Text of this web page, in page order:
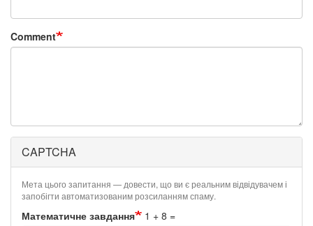
Comment
CAPTCHA
Мета цього запитання — довести, що ви є реальним відвідувачем і
запобігти автоматизованим розсиланням спаму.
Математичне завдання 1 + 8 =